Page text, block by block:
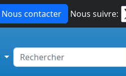
Nous contacter Nous suivre: